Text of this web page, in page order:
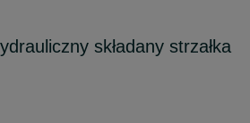
składany strzałka